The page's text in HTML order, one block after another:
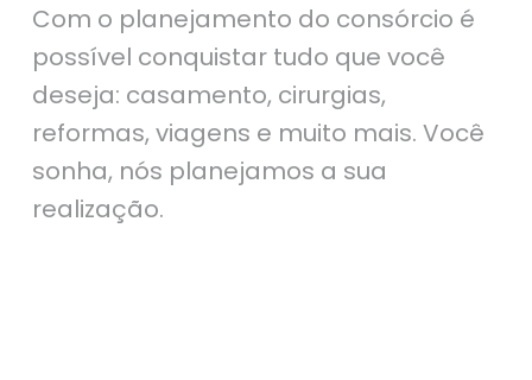
Com o planejamento do consórcio é
possível conquistar tudo que você
deseja: casamento, cirurgias,
reformas, viagens e muito mais. Você
sonha, nós planejamos a sua
realização.